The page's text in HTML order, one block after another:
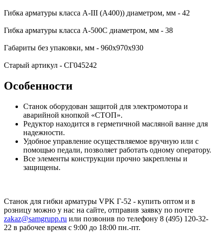
Гибка арматуры класса А-III (А400)) диаметром, мм - 42
Гибка арматуры класса А-500С диаметром, мм - 38
Габариты без упаковки, мм - 960х970х930
Старый артикул - СГ045242
Особенности
Станок оборудован защитой для электромотора и
аварийной кнопкой «СТОП».
Редуктор находится в герметичной масляной ванне для
надежности.
Удобное управление осуществляемое вручную или с
помощью педали, позволяет работать одному оператору.
Все элементы конструкции прочно закреплены и
защищены.
Станок для гибки арматуры VPK Г-52 - купить оптом и в
розницу можно у нас на сайте, отправив заявку по почте
zakaz@samgrupp.ru или позвонив по телефону 8 (495) 120-32-
22 в рабочее время с 9:00 до 18:00 пн.-пт.